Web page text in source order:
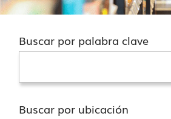
Buscar por palabra clave
Buscar por ubicación